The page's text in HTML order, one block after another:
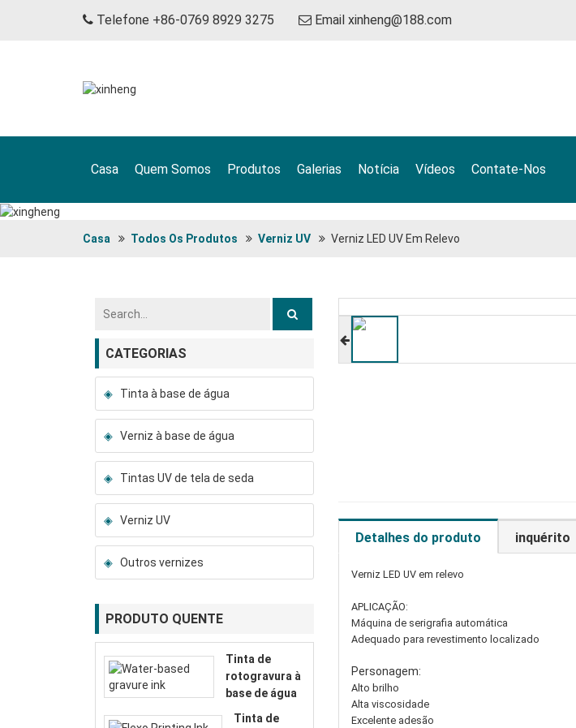
Telefone +86-0769 8929 3275 Email xinheng@188.com
Casa Quem Somos Produtos Galerias Notícia Vídeos Contate-Nos
Casa Todos Os Produtos Verniz UV Verniz LED UV Em Relevo
Detalhes do produto inquérito
Verniz LED UV em relevo
APLICAÇÃO:
Máquina de serigrafia automática
Adequado para revestimento localizado
Personagem:
Alto brilho
Alta viscosidade
Excelente adesão
CATEGORIAS
Tinta à base de água
Verniz à base de água
Tintas UV de tela de seda
Verniz UV
Outros vernizes
PRODUTO QUENTE
Tinta de
rotogravura à
base de água
Tinta de